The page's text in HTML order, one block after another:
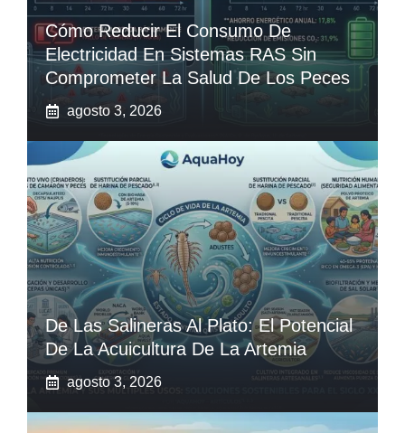
Cómo Reducir El Consumo De
Electricidad En Sistemas RAS Sin
Comprometer La Salud De Los Peces
agosto 3, 2026
De Las Salineras Al Plato: El Potencial
De La Acuicultura De La Artemia
agosto 3, 2026